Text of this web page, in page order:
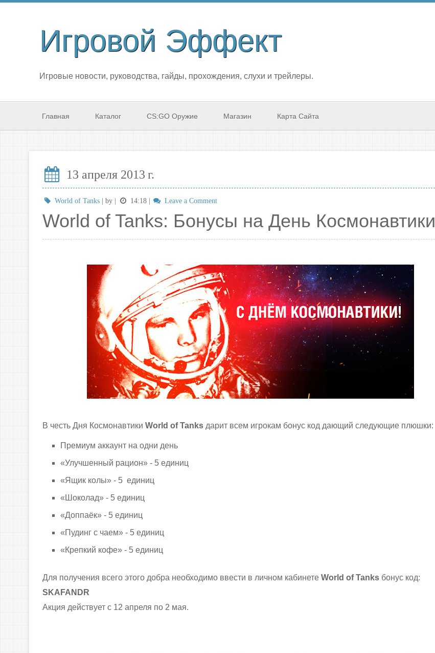
Игровой Эффект
Игровые новости, руководства, гайды, прохождения, слухи и трейлеры.
Главная Каталог CS:GO Оружие Магазин Карта Сайта
13 апреля 2013 г.
World of Tanks | by 14:18 Leave a Comment
World of Tanks: Бонусы на День Космонавтики
В честь Дня Космонавтики World of Tanksдарит всем игрокам бонус код дающий следующие плюшки:
Премиум аккаунт на одни день
«Улучшенный рацион» - 5 единиц
«Ящик колы» - 5 единиц
«Шоколад» - 5 единиц
«Доппаёк» - 5 единиц
«Пудинг с чаем» - 5 единиц
«Крепкий кофе» - 5 единиц
Для получения всего этого добра необходимо ввести в личном кабинете World of Tanksбонус код:
SKAFANDR
Акция действует с 12 апреля по 2 мая.